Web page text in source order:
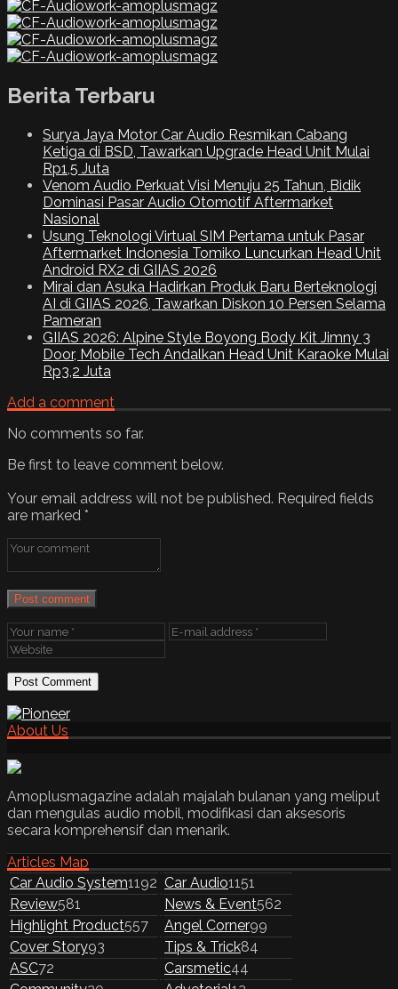
Berita Terbaru
Surya Jaya Motor Car Audio Resmikan Cabang
Ketiga di BSD, Tawarkan Upgrade Head Unit Mulai
Rp1,5 Juta
Venom Audio Perkuat Visi Menuju 25 Tahun, Bidik
Dominasi Pasar Audio Otomotif Aftermarket
Nasional
Usung Teknologi Virtual SIM Pertama untuk Pasar
Aftermarket Indonesia Tomiko Luncurkan Head Unit
Android RX2 di GIIAS 2026
Mirai dan Asuka Hadirkan Produk Baru Berteknologi
AI di GIIAS 2026, Tawarkan Diskon 10 Persen Selama
Pameran
GIIAS 2026: Alpine Style Boyong Body Kit Jimny 3
Door, Mobile Tech Andalkan Head Unit Karaoke Mulai
Rp3,2 Juta
Add a comment
No comments so far.
Be first to leave comment below.
Your email address will not be published. Required fields
are marked *
Post comment
About Us
Amoplusmagazine adalah majalah bulanan yang meliput
dan mengulas audio mobil, modifikasi dan aksesoris
secara komprehensif dan menarik.
Articles Map
Car Audio System1192 Car Audio1151
Review581 News & Event562
Highlight Product557 Angel Corner99
Cover Story93 Tips & Trick84
ASC72 Carsmetic44